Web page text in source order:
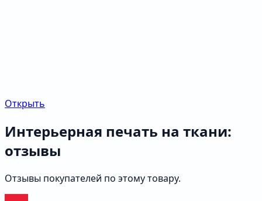
Открыть
Интерьерная печать на ткани:
отзывы
Отзывы покупателей по этому товару.